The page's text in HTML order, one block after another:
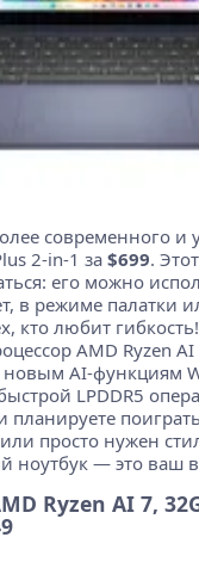
современного и
2-in-1 за $699.
его можно
в режиме палатки
кто любит
AMD Ryzen AI
новым AI-функциям
LPDDR5
планируете
просто нужен
ноутбук — это ваш
Ryzen AI 7,